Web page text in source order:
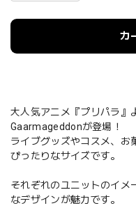
カ
大人気アニメ『プリパラ』
Gaarmageddonが登場！
ライブグッズやコスメ、お
ぴったりなサイズです。
それぞれのユニットのイメ
なデザインが魅力です。